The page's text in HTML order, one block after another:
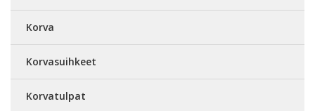
Korva
Korvasuihkeet
Korvatulpat